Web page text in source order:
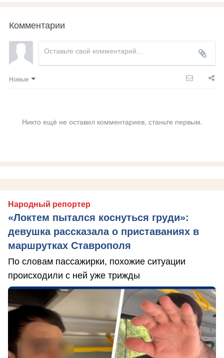
Комментарии
Новые
Никто ещё не оставил комментариев, станьте первым.
Народный репортер
«Локтем пытался коснуться груди»:
девушка рассказала о приставаниях в
маршрутках Ставрополя
По словам пассажирки, похожие ситуации
происходили с ней уже трижды